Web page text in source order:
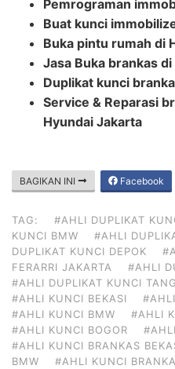
Pemrograman
Buat kunci
Buka pintu rumah di
Jasa Buka brankas
Duplikat kunci
Service & Reparasi
Hyundai Jakarta
BAGIKAN INI Facebook
TAG: #AHLI DUPLIKAT
KUNCI BMW
#AHLI
DUPLIKAT KUNCI DEPOK
FERARRI JAKARTA
#AHLI
#AHLI DUPLIKAT KUNCI
#AHLI KUNCI BEKASI
#AHLI KUNCI BMW
#AHLI
#AHLI KUNCI BOGOR
#AHLI KUNCI BRANKAS
BMW
#AHLI KUNCI